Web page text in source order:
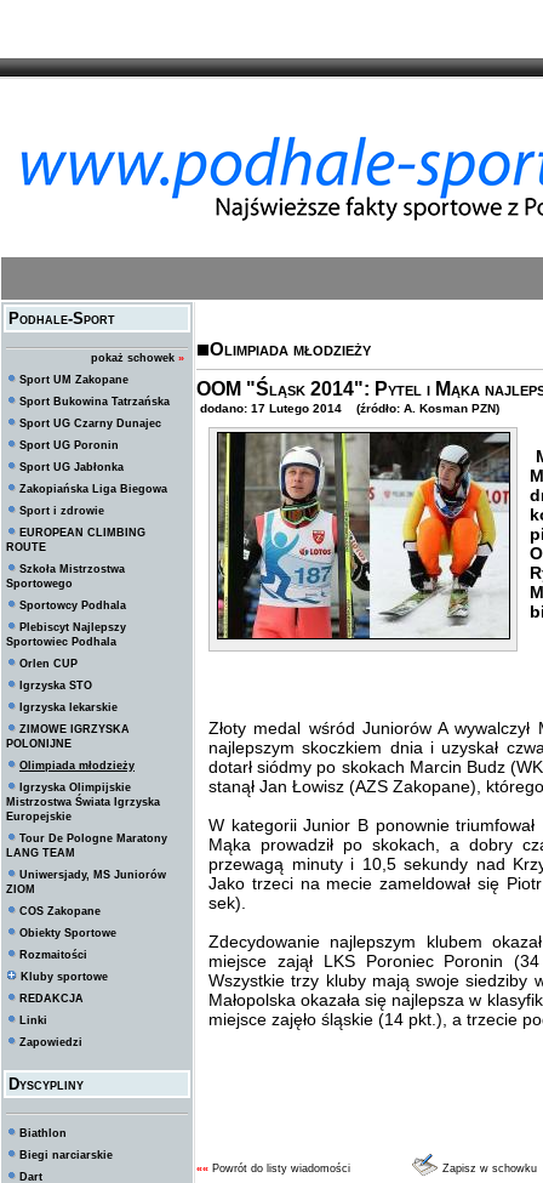
Podhale-Sport
pokaż schowek »
Sport UM Zakopane
Sport Bukowina Tatrzańska
Sport UG Czarny Dunajec
Sport UG Poronin
Sport UG Jabłonka
Zakopiańska Liga Biegowa
Sport i zdrowie
EUROPEAN CLIMBING
ROUTE
Szkoła Mistrzostwa
Sportowego
Sportowcy Podhala
Plebiscyt Najlepszy
Sportowiec Podhala
Orlen CUP
Igrzyska STO
Igrzyska lekarskie
ZIMOWE IGRZYSKA
POLONIJNE
Olimpiada młodzieży
Igrzyska Olimpijskie
Mistrzostwa Świata Igrzyska
Europejskie
Tour De Pologne Maratony
LANG TEAM
Uniwersjady, MS Juniorów
ZIOM
COS Zakopane
Obiekty Sportowe
Rozmaitości
Kluby sportowe
REDAKCJA
Linki
Zapowiedzi
Dyscypliny
Biathlon
Biegi narciarskie
Dart
Olimpiada młodzieży
OOM "Śląsk 2014": Pytel i Mąka
dodano: 17 Lutego 2014 (źródło: A. Kosman PZN)
Złoty medal wśród Juniorów A wywalczył
najlepszym skoczkiem dnia i uzyskał
dotarł siódmy po skokach Marcin Budz
stanął Jan Łowisz (AZS Zakopane),
W kategorii Junior B ponownie
Mąka prowadził po skokach, a dobry
przewagą minuty i 10,5 sekundy nad
Jako trzeci na mecie zameldował się
sek).
Zdecydowanie najlepszym klubem
miejsce zajął LKS Poroniec Poronin
Wszystkie trzy kluby mają swoje siedziby
Małopolska okazała się najlepsza w
miejsce zajęło śląskie (14 pkt.), a trzecie
«« Powrót do listy wiadomości Zapisz w schowku